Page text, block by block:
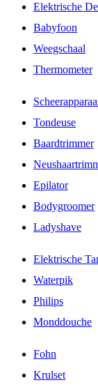
Elektrische
Babyfoon
Weegschaal
Thermometer
Tondeuse
Baardtrimmer
Epilator
Bodygroomer
Ladyshave
Elektrische
Waterpik
Philips
Monddouche
Fohn
Krulset